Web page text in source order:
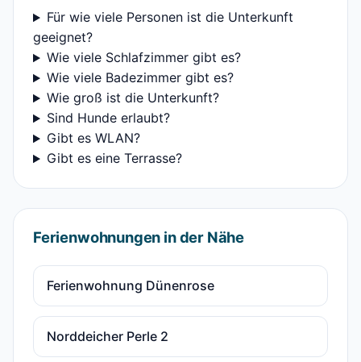
Für wie viele Personen ist die Unterkunft
geeignet?
Wie viele Schlafzimmer gibt es?
Wie viele Badezimmer gibt es?
Wie groß ist die Unterkunft?
Sind Hunde erlaubt?
Gibt es WLAN?
Gibt es eine Terrasse?
Ferienwohnungen in der Nähe
Ferienwohnung Dünenrose
Norddeicher Perle 2